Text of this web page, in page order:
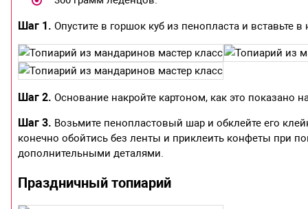
Шаг 1. Опустите в горшок куб из пенопласта и вставьте
Шаг 2. Основание накройте картоном, как это показано
Шаг 3. Возьмите пенопластовый шар и обклейте его
конечно обойтись без ленты и приклеить конфеты при
дополнительными деталями.
Праздничный топиарий